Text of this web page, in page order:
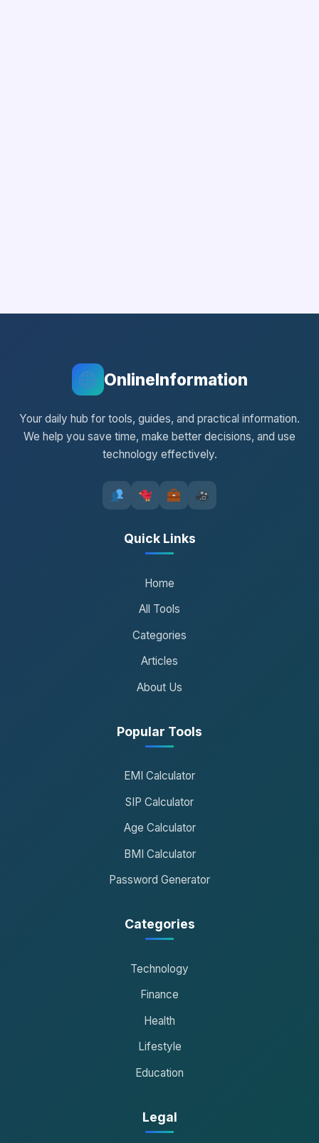
OnlineInformation
Your daily hub for tools, guides, and practical information.
We help you save time, make better decisions, and use
technology effectively.
Quick Links
Home
All Tools
Categories
Articles
About Us
Popular Tools
EMI Calculator
SIP Calculator
Age Calculator
BMI Calculator
Password Generator
Categories
Technology
Finance
Health
Lifestyle
Education
Legal